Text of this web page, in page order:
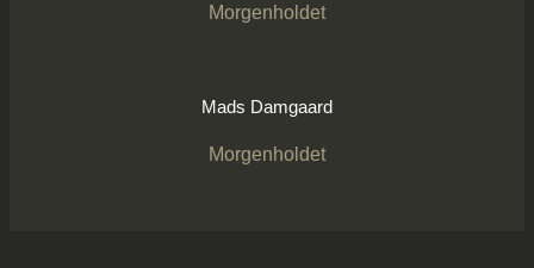
Morgenholdet
Mads Damgaard
Morgenholdet